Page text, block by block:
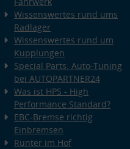
Wissenswertes rund ums
Radlager
Wissenswertes rund um
Kupplungen
Special Parts: Auto-Tuning
bei AUTOPARTNER24
Was ist HPS - High
Performance Standard?
EBC-Bremse richtig
Einbremsen
Runter im Hof